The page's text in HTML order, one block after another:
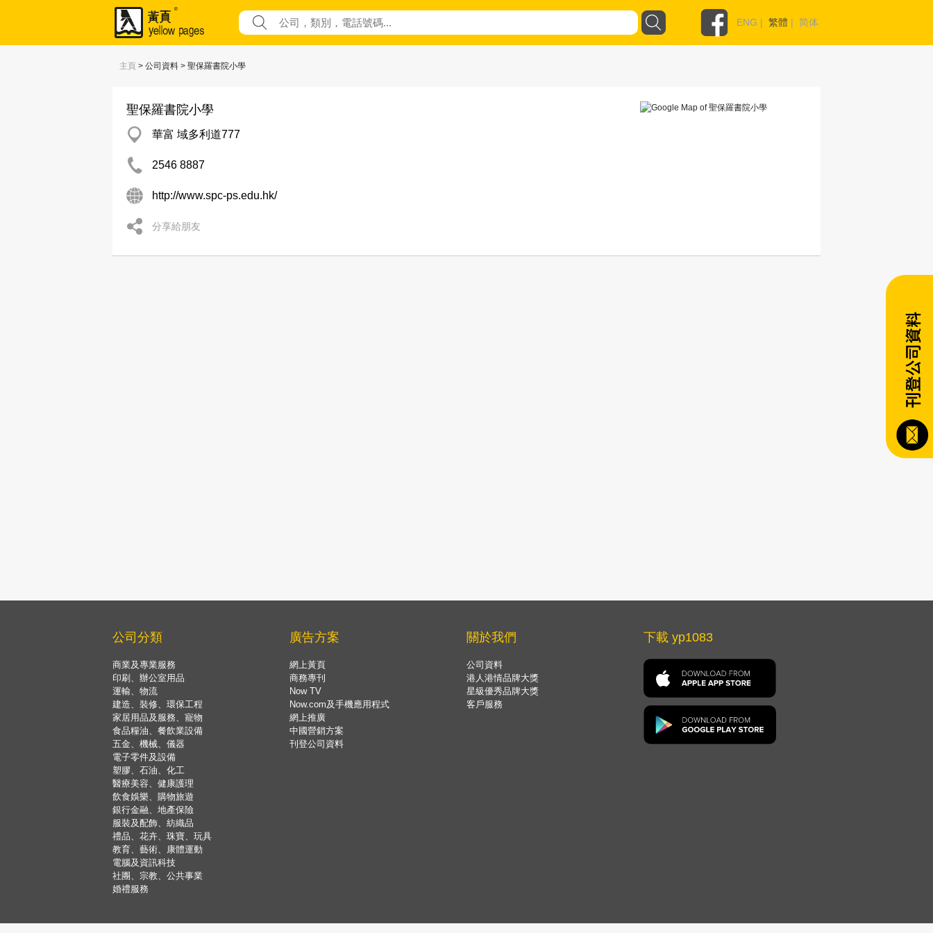
ENG | 繁體 | 简体
主頁 > 公司資料 > 聖保羅書院小學
聖保羅書院小學
華富 域多利道777
2546 8887
http://www.spc-ps.edu.hk/
分享給朋友
公司分類
商業及專業服務
印刷、辦公室用品
運輸、物流
建造、裝修、環保工程
家居用品及服務、寵物
食品糧油、餐飲業設備
五金、機械、儀器
電子零件及設備
塑膠、石油、化工
醫療美容、健康護理
飲食娛樂、購物旅遊
銀行金融、地產保險
服裝及配飾、紡織品
禮品、花卉、珠寶、玩具
教育、藝術、康體運動
電腦及資訊科技
社團、宗教、公共事業
婚禮服務
廣告方案
網上黃頁
商務專刊
Now TV
Now.com及手機應用程式
網上推廣
中國營銷方案
刊登公司資料
關於我們
公司資料
港人港情品牌大獎
星級優秀品牌大獎
客戶服務
下載 yp1083